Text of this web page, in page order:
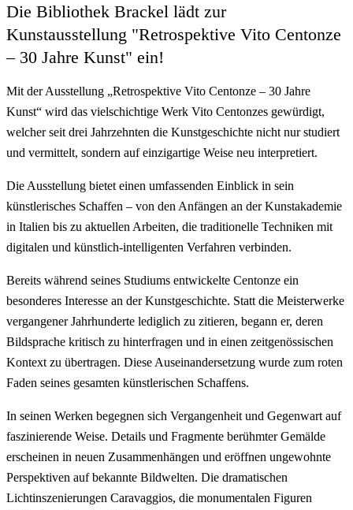
Die Bibliothek Brackel lädt zur
Kunstausstellung "Retrospektive Vito Centonze
– 30 Jahre Kunst" ein!
Mit der Ausstellung „Retrospektive Vito Centonze – 30 Jahre
Kunst“ wird das vielschichtige Werk Vito Centonzes gewürdigt,
welcher seit drei Jahrzehnten die Kunstgeschichte nicht nur studiert
und vermittelt, sondern auf einzigartige Weise neu interpretiert.
Die Ausstellung bietet einen umfassenden Einblick in sein
künstlerisches Schaffen – von den Anfängen an der Kunstakademie
in Italien bis zu aktuellen Arbeiten, die traditionelle Techniken mit
digitalen und künstlich-intelligenten Verfahren verbinden.
Bereits während seines Studiums entwickelte Centonze ein
besonderes Interesse an der Kunstgeschichte. Statt die Meisterwerke
vergangener Jahrhunderte lediglich zu zitieren, begann er, deren
Bildsprache kritisch zu hinterfragen und in einen zeitgenössischen
Kontext zu übertragen. Diese Auseinandersetzung wurde zum roten
Faden seines gesamten künstlerischen Schaffens.
In seinen Werken begegnen sich Vergangenheit und Gegenwart auf
faszinierende Weise. Details und Fragmente berühmter Gemälde
erscheinen in neuen Zusammenhängen und eröffnen ungewohnte
Perspektiven auf bekannte Bildwelten. Die dramatischen
Lichtinszenierungen Caravaggios, die monumentalen Figuren